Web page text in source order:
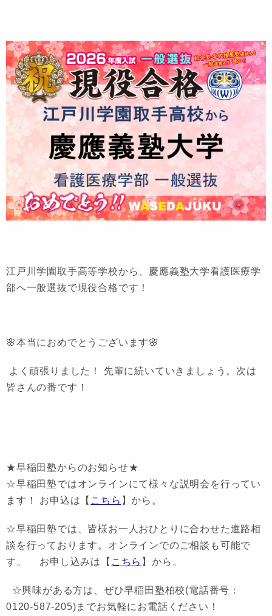
江戸川学園取手高等学校から、慶應義塾大学看護医療学
部へ一般選抜で現役合格です！
🌸本当におめでとうございます🌸
よく頑張りました！ 先輩に続いていきましょう。次は
皆さんの番です！
★早稲田塾からのお知らせ★
☆早稲田塾ではオンラインにて様々な説明会を行ってい
ます！ お申込は【 こちら 】から。
☆早稲田塾では、皆様お一人おひとりに合わせた進路相
談を行っております。オンラインでのご相談も可能で
す。 お申し込みは【 こちら 】から。
☆興味がある方は、ぜひ早稲田塾柏校(電話番号：
0120-587-205)までお気軽にお電話ください！